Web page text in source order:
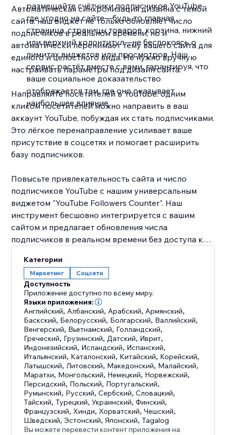
размещайте счётчики подписчиков YouTube
где угодно на сайте—будь то главная
страница, страницы товаров, корзина, нижний
или верхний колонтитул—не беспокоясь о
лимитах виджетов или просмотров. Наш
сервис растёт вместе с вами, гарантируя, что
ваше социальное доказательство
отображается там, где оно оказывает
наибольшее влияние
Автоматическая синхронизация дизайна с темой
сайта: наш виджет не только обновляет число
подписчиков в реальном времени, но и
автоматически перенимает тему вашего сайта для
единого и целостного вида. Не нужно вручную
настраивать параметры под дизайн сайта.
Направляйте посетителей в YouTube: одним
кликом посетителей можно направить в ваш
аккаунт YouTube, побуждая их стать подписчиками.
Это лёгкое перенаправление усиливает ваше
присутствие в соцсетях и помогает расширить
базу подписчиков.
Повысьте привлекательность сайта и число
подписчиков YouTube с нашим универсальным
виджетом "YouTube Followers Counter". Наш
инструмент бесшовно интегрируется с вашим
сайтом и предлагает обновления числа
подписчиков в реальном времени без доступа к
Покажите свою популярность в YouTube с
"YouTube Followers Counter" и превратите свой
сайт в центр социального взаимодействия и
роста бренда.
Категории
Маркетинг Соцсети
Доступность
Приложение доступно по всему миру.
Языки приложения:
Английский, Албанский, Арабский, Армянский,
Баскский, Белорусский, Болгарский, Валлийский,
Венгерский, Вьетнамский, Голландский,
Греческий, Грузинский, Датский, Иврит,
Индонезийский, Исландский, Испанский,
Итальянский, Каталонский, Китайский, Корейский,
Латышский, Литовский, Македонский, Малайский,
Маратхи, Монгольский, Немецкий, Норвежский,
Персидский, Польский, Португальский,
Румынский, Русский,Сербский,Словацкий,
Тайский,Турецкий,Украинский,Финский,
Французский, Хинди, Хорватский,Чешский,
Шведский,Эстонский,Японский,Tagalog
Вы можете перевести контент приложения на